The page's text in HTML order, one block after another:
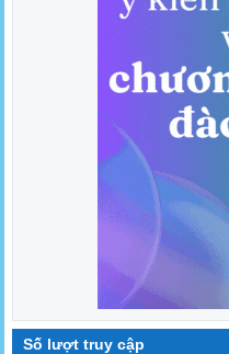
Số lượt truy cập